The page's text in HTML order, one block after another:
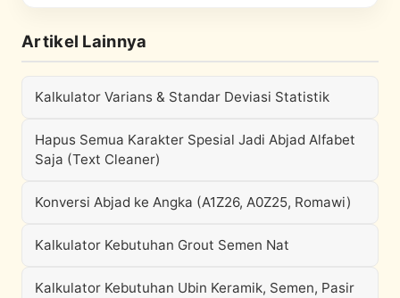
Artikel Lainnya
Kalkulator Varians & Standar Deviasi Statistik
Hapus Semua Karakter Spesial Jadi Abjad Alfabet
Saja (Text Cleaner)
Konversi Abjad ke Angka (A1Z26, A0Z25, Romawi)
Kalkulator Kebutuhan Grout Semen Nat
Kalkulator Kebutuhan Ubin Keramik, Semen, Pasir